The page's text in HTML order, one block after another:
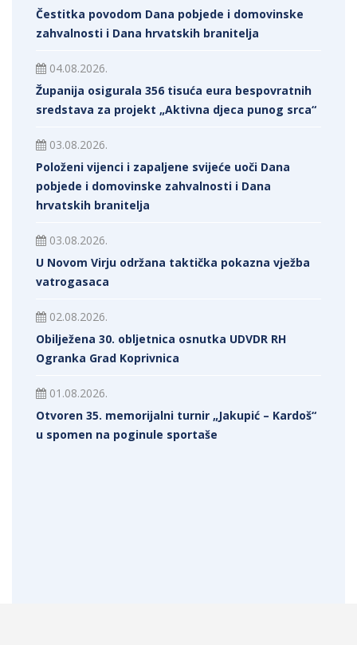
Čestitka povodom Dana pobjede i domovinske
zahvalnosti i Dana hrvatskih branitelja
04.08.2026.
Županija osigurala 356 tisuća eura bespovratnih
sredstava za projekt „Aktivna djeca punog srca“
03.08.2026.
Položeni vijenci i zapaljene svijeće uoči Dana
pobjede i domovinske zahvalnosti i Dana
hrvatskih branitelja
03.08.2026.
U Novom Virju održana taktička pokazna vježba
vatrogasaca
02.08.2026.
Obilježena 30. obljetnica osnutka UDVDR RH
Ogranka Grad Koprivnica
01.08.2026.
Otvoren 35. memorijalni turnir „Jakupić – Kardoš“
u spomen na poginule sportaše